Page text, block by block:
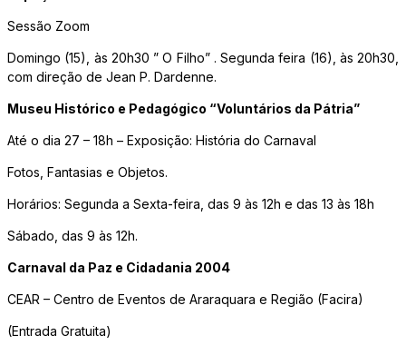
Sessão Zoom
Domingo (15), às 20h30 ” O Filho” . Segunda feira (16), às 20h30,
com direção de Jean P. Dardenne.
Museu Histórico e Pedagógico “Voluntários da Pátria”
Até o dia 27 – 18h – Exposição: História do Carnaval
Fotos, Fantasias e Objetos.
Horários: Segunda a Sexta-feira, das 9 às 12h e das 13 às 18h
Sábado, das 9 às 12h.
Carnaval da Paz e Cidadania 2004
CEAR – Centro de Eventos de Araraquara e Região (Facira)
(Entrada Gratuita)